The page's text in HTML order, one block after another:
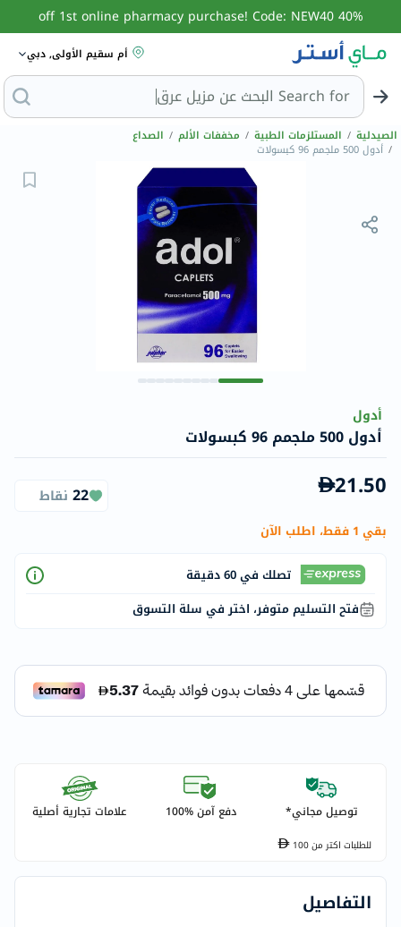
40% off 1st online pharmacy purchase! Code: NEW40
أم سقيم الأولى, دبي
Search for
الصيدلية / المستلزمات الطبية / مخففات الألم / الصداع
/ أدول 500 ملجمم 96 كبسولات
أدول
أدول 500 ملجمم 96 كبسولات
21.50
22 نقاط
بقي 1 فقط، اطلب الآن
تصلك في 60 دقيقة
فتح التسليم متوفر، اختر في سلة التسوق
توصيل مجاني* دفع آمن %100 علامات تجارية أصلية
للطلبات اكتر من100
التفاصيل